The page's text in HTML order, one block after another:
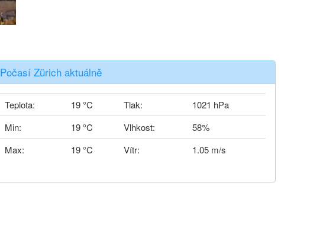
Počasí Zürich aktuálně
Teplota: 19 °C Tlak:
1021 hPa
Min:
19 °C Vlhkost:
58%
Max:
19 °C Vítr: 1.05 m/s